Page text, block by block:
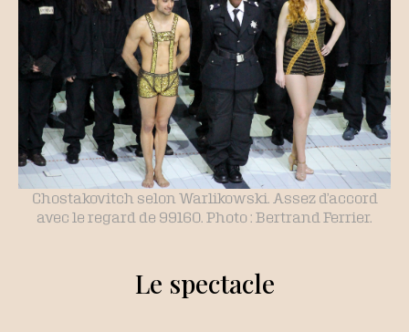
Chostakovitch selon Warlikowski. Assez d’accord
avec le regard de 99160. Photo : Bertrand Ferrier.
Le spectacle